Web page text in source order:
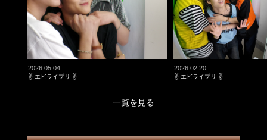
2026.05.04
✌ エビライプリ ✌
2026.02.20
✌ エビライプリ ✌
一覧を見る